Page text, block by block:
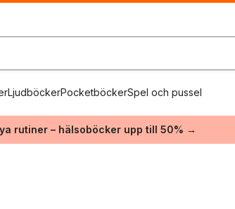
LjudböckerPocketböckerSpel och pussel
rutiner – hälsoböcker upp till 50% →